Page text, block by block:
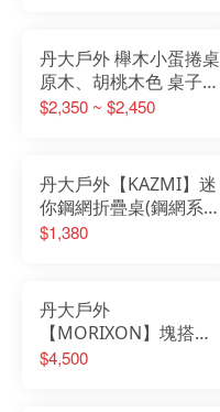
丹大戶外 櫸木小蛋捲桌
原木、胡桃木色 桌子│
折疊桌│小桌│餐桌│木
$2,350 ~ $2,450
丹大戶外【KAZMI】迷
你鋼網折疊桌(鋼網系
列) K8T3U011｜露營
$1,380
丹大戶外
【MORIXON】塊搭多
功能系統竹木桌 8片
$4,500